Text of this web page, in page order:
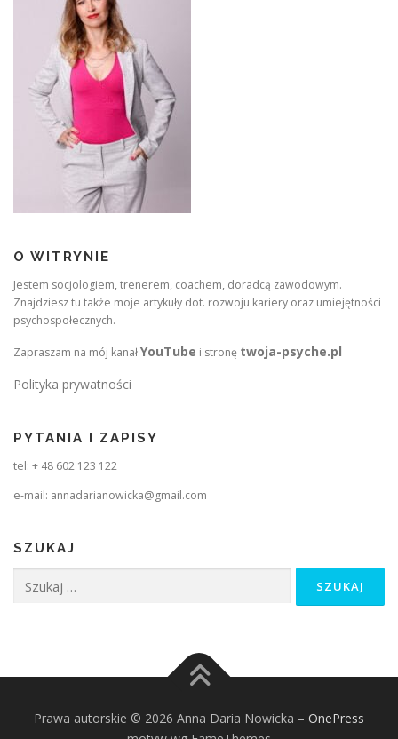
O WITRYNIE
Jestem socjologiem, trenerem, coachem, doradcą zawodowym.
Znajdziesz tu także moje artykuły dot. rozwoju kariery oraz umiejętności
psychospołecznych.
Zapraszam na mój kanałYouTube i stronę twoja-psyche.pl
Polityka prywatności
PYTANIA I ZAPISY
tel: + 48 602 123 122
e-mail: annadarianowicka@gmail.com
SZUKAJ
Prawa autorskie © 2026 Anna Daria Nowicka – OnePress